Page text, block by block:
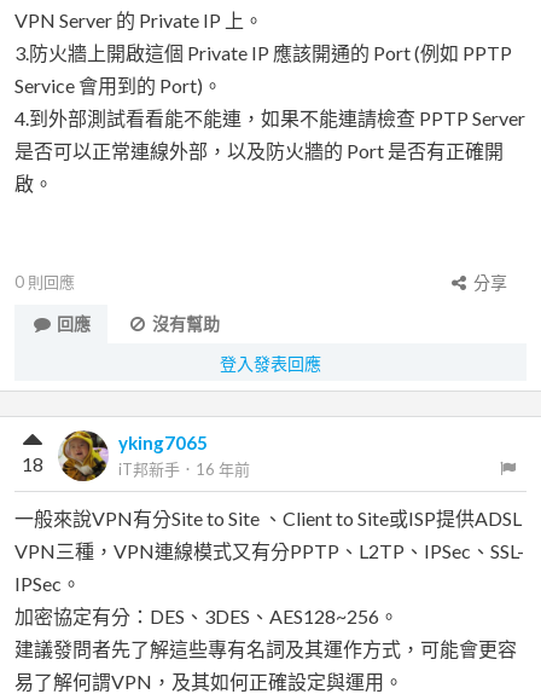
VPN Server 的 Private IP 上。
3.防火牆上開啟這個 Private IP 應該開通的 Port (例如 PPTP
Service 會用到的 Port)。
4.到外部測試看看能不能連，如果不能連請檢查 PPTP Server
是否可以正常連線外部，以及防火牆的 Port 是否有正確開
啟。
0 則回應
分享
回應
沒有幫助
登入發表回應
yking7065
iT邦新手 ． 16 年前
18
一般來說VPN有分Site to Site 、Client to Site或ISP提供ADSL
VPN三種，VPN連線模式又有分PPTP、L2TP、IPSec、SSL-
IPSec。
加密協定有分：DES、3DES、AES128~256。
建議發問者先了解這些專有名詞及其運作方式，可能會更容
易了解何謂VPN，及其如何正確設定與運用。